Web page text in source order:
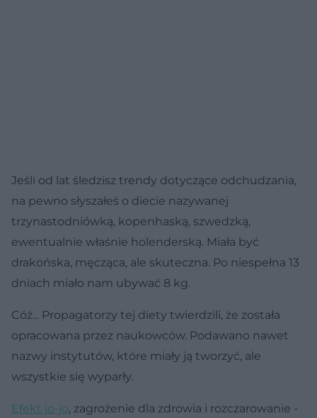
Jeśli od lat śledzisz trendy dotyczące odchudzania,
na pewno słyszałeś o diecie nazywanej
trzynastodniówką, kopenhaską, szwedzką,
ewentualnie właśnie holenderską. Miała być
drakońska, męcząca, ale skuteczna. Po niespełna 13
dniach miało nam ubywać 8 kg.
Cóż... Propagatorzy tej diety twierdzili, że została
opracowana przez naukowców. Podawano nawet
nazwy instytutów, które miały ją tworzyć, ale
wszystkie się wyparły.
Efekt jo-jo, zagrożenie dla zdrowia i rozczarowanie -